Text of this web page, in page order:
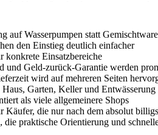
auf Wasserpumpen statt
den Einstieg deutlich einfacher
konkrete Einsatzbereiche
und Geld-zurück-Garantie werden
wird auf mehreren Seiten
Garten, Keller und Entwässerung
als viele allgemeinere Shops
Käufer, die nur nach dem absolut
die praktische Orientierung und